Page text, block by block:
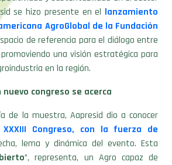
se hizo presente en el lanzamiento
AgroGlobal de la Fundación
de referencia para el diálogo entre
una visión estratégica para
en la región.
nuevo congreso se acerca
de la muestra, Aapresid dio a conocer
XXXIII Congreso, con la fuerza de
lema y dinámica del evento. Esta
”, representa, un Agro capaz de